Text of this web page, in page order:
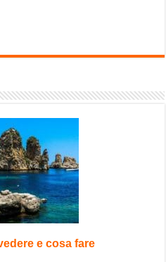
e cosa fare